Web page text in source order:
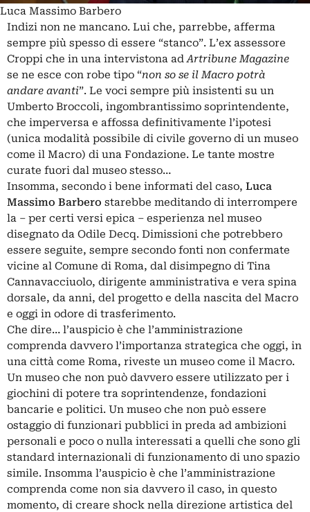
Luca Massimo Barbero
Indizi non ne mancano. Lui che, parrebbe, afferma
sempre più spesso di essere “stanco”. L’ex assessore
Croppi che in una intervistona adArtribune Magazine
se ne esce con robe tipo “non so se il Macro potrà
andare avanti”. Le voci sempre più insistenti su un
Umberto Broccoli, ingombrantissimo soprintendente,
che imperversa e affossa definitivamente l’ipotesi
(unica modalità possibile di civile governo di un museo
come il Macro) di una Fondazione. Le tante mostre
curate fuori dal museo stesso…
Insomma, secondo i bene informati del caso, Luca
Massimo Barbero starebbe meditando di interrompere
la – per certi versi epica – esperienza nel museo
disegnato da Odile Decq. Dimissioni che potrebbero
essere seguite, sempre secondo fonti non confermate
vicine al Comune di Roma, dal disimpegno di Tina
Cannavacciuolo, dirigente amministrativa e vera spina
dorsale, da anni, del progetto e della nascita del Macro
e oggi in odore di trasferimento.
Che dire… l’auspicio è che l’amministrazione
comprenda davvero l’importanza strategica che oggi, in
una città come Roma, riveste un museo come il Macro.
Un museo che non può davvero essere utilizzato per i
giochini di potere tra soprintendenze, fondazioni
bancarie e politici. Un museo che non può essere
ostaggio di funzionari pubblici in preda ad ambizioni
personali e poco o nulla interessati a quelli che sono gli
standard internazionali di funzionamento di uno spazio
simile. Insomma l’auspicio è che l’amministrazione
comprenda come non sia davvero il caso, in questo
momento, di creare shock nella direzione artistica del